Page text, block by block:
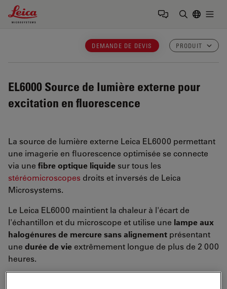
Leica Microsystems Logo
DEMANDE DE DEVIS PRODUIT
EL6000 Source de lumière externe pour
excitation en fluorescence
La source de lumière externe Leica EL6000 permettant
une imagerie en fluorescence optimisée se connecte
via une fibre optique liquide sur tous les
stéréomicroscopes droits et inversés de Leica
Microsystems.
Le Leica EL6000 maintient la chaleur à l'écart de
l'échantillon et du microscope et utilise une lampe aux
halogénures de mercure sans alignement présentant
une durée de vie extrêmement longue de plus de 2 000
heures.